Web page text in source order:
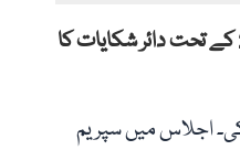
اسلام آباد میں سپریم جوڈیشل کونسل کا اجلاس منعقد ہوا جس میں آئین کے آرٹیکل 209 کے تحت دائر شکایات کا
اجلاس میں سپریم